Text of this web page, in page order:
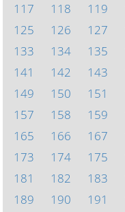
117
118 119
125
126 127
133
134 135
141
142 143
149
150 151
157
158 159
165
166 167
173
174 175
181
182 183
189
190 191